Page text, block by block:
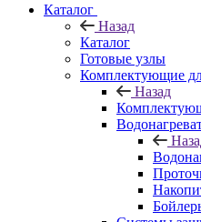
Каталог
Назад
Каталог
Готовые узлы
Комплектующие
Назад